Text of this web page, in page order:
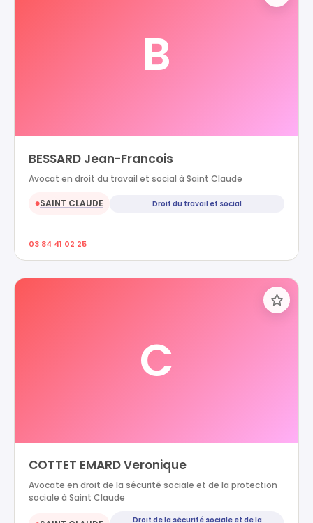
B
BESSARD Jean-Francois
Avocat en droit du travail et social à Saint Claude
●SAINT CLAUDE Droit du travail et social
03 84 41 02 25
C
COTTET EMARD Veronique
Avocate en droit de la sécurité sociale et de la protection
sociale à Saint Claude
Droit de la sécurité sociale et de la